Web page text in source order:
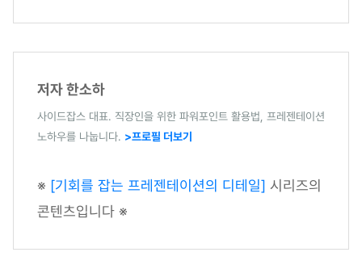
저자 한소하
사이드잡스 대표. 직장인을 위한 파워포인트 활용법, 프레젠테이션
노하우를 나눕니다. >프로필 더보기
※ [기회를 잡는 프레젠테이션의 디테일] 시리즈의
콘텐츠입니다 ※